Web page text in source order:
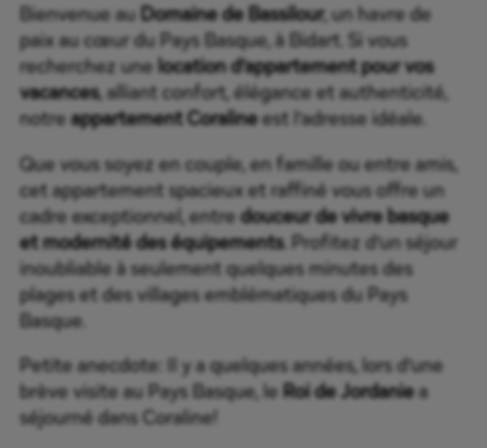
Bienvenue au Domaine de Bassilour, un havre de
paix au cœur du Pays Basque, à Bidart. Si vous
recherchez une location d’appartement pour vos
vacances, alliant confort, élégance et authenticité,
notreappartement Coralineest l’adresse idéale.
Que vous soyez en couple, en famille ou entre amis,
cet appartement spacieux et raffiné vous offre un
cadre exceptionnel, entredouceur de vivre basque
et modernité des équipements. Profitez d’un séjour
inoubliable à seulement quelques minutes des
plages et des villages emblématiques du Pays
Basque.
Petite anecdote: Il y a quelques années, lors d’une
brève visite au Pays Basque, le Roi de Jordaniea
séjourné dans Coraline!